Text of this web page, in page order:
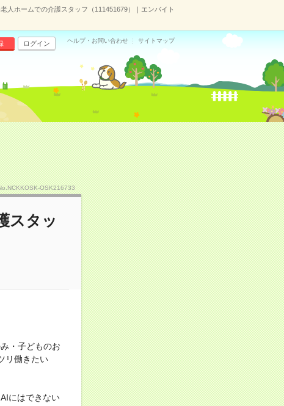
人ホームでの介護スタッフ（111451679）｜エンバイト
ログイン ヘルプ・お問い合わせ サイトマップ
OSK216733
スタッ
・子どものお
リ働きたい
にはできない